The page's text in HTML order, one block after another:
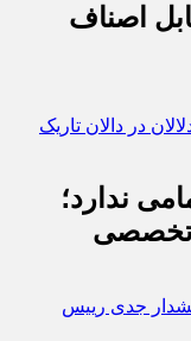
اصناف
ندارد؛
تخصصی